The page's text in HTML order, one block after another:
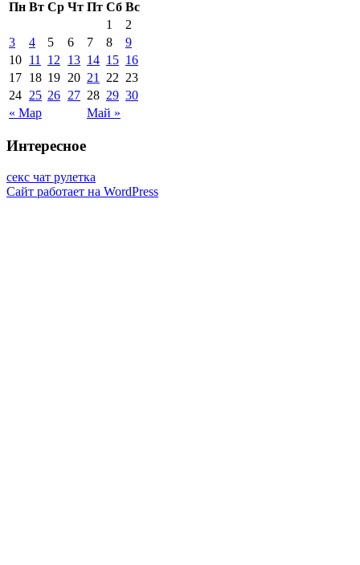
Пн Вт Ср Чт Пт Сб Вс
« Мар Май »
1
2
3
4 5 6 7 8
9
10 11 12 13 14 15 16
17 18 19 20 21 22 23
24 25 26 27 28 29 30
Интересное
секс чат рулетка
Сайт работает на WordPress